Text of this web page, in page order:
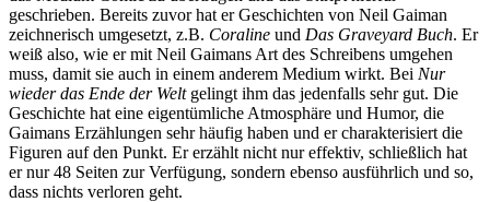
geschrieben. Bereits zuvor hat er Geschichten von Neil Gaiman
zeichnerisch umgesetzt, z.B. Coraline und Das Graveyard Buch. Er
weiß also, wie er mit Neil Gaimans Art des Schreibens umgehen
muss, damit sie auch in einem anderem Medium wirkt. Bei Nur
wieder das Ende der Weltgelingt ihm das jedenfalls sehr gut. Die
Geschichte hat eine eigentümliche Atmosphäre und Humor, die
Gaimans Erzählungen sehr häufig haben und er charakterisiert die
Figuren auf den Punkt. Er erzählt nicht nur effektiv, schließlich hat
er nur 48 Seiten zur Verfügung, sondern ebenso ausführlich und so,
dass nichts verloren geht.